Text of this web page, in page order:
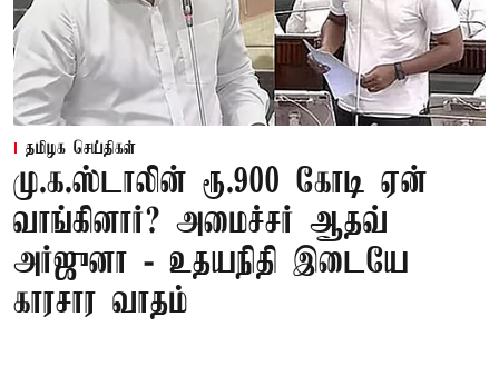
தமிழக செய்திகள்
மு.க.ஸ்டாலின் ரூ.900 கோடி ஏன்
வாங்கினார்? அமைச்சர் ஆதவ்
அர்ஜுனா - உதயநிதி இடையே
காரசார வாதம்